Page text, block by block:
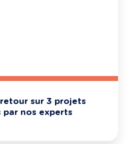
sur 3 projets
par nos experts